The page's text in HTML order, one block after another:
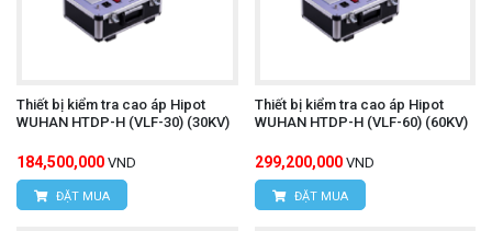
Thiết bị kiểm tra cao áp Hipot
WUHAN HTDP-H (VLF-30) (30KV)
184,500,000 VND
ĐẶT MUA
Thiết bị kiểm tra cao áp Hipot
WUHAN HTDP-H (VLF-60) (60KV)
299,200,000 VND
ĐẶT MUA